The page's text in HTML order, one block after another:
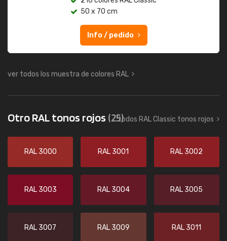
50 x 70 cm
Info / pedido
ver todos los muestra de colores RAL
Otro RAL tonos rojos (25)todos RAL Classic tonos rojos
RAL 3000 RAL 3001 RAL 3002
RAL 3003 RAL 3004 RAL 3005
RAL 3007 RAL 3009 RAL 3011